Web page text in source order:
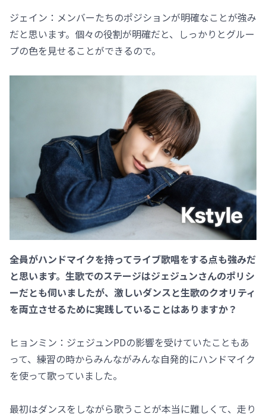
ジェイン：メンバーたちのポジションが明確なことが強み
だと思います。個々の役割が明確だと、しっかりとグルー
プの色を見せることができるので。
――全員がハンドマイクを持ってライブ歌唱をする点も強みだ
と思います。生歌でのステージはジェジュンさんのポリシ
ーだとも伺いましたが、激しいダンスと生歌のクオリティ
を両立させるために実践していることはありますか？
ヒョンミン：ジェジュンPDの影響を受けていたこともあ
って、練習の時からみんながみんな自発的にハンドマイク
を使って歌っていました。
最初はダンスをしながら歌うことが本当に難しくて、走り